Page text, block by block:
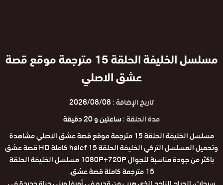
مسلسل الخليفة الحلقة 15 مترجمة موقع قصة
عشق الاصلي
تاريخ الإضافة :2026/08/08
مدة الحلقة :ساعتين و 20 دقيقة
مسلسل الخليفة الحلقة 15 مترجمة موقع قصة عشق الاصلي مشاهدة
وتحميل المسلسل التركي الخليفة الحلقة 15 halef كاملة HD قصة عشق
باكثر من جودة مناسبة للجوال 1080P+720P مسلسل الخليفة الحلقة
15 مترجمة كاملة قصة عشق.